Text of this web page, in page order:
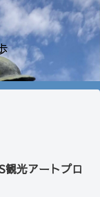
観光アートプロ